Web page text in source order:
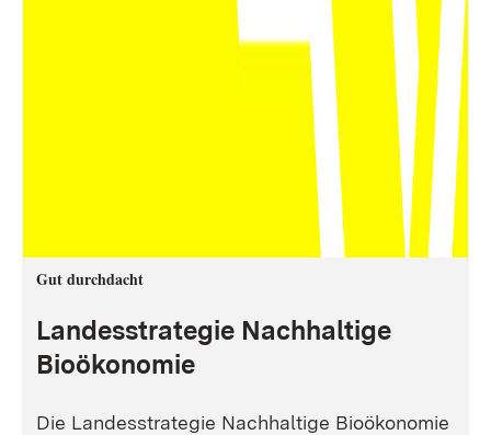
Gut durchdacht
Landesstrategie Nachhaltige
Bioökonomie
Die Landesstrategie Nachhaltige Bioökonomie